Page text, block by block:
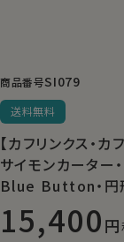
商品番号SI079
送料無料
【カフリンクス・カ
サイモンカータ
Blue Button・円
15,400